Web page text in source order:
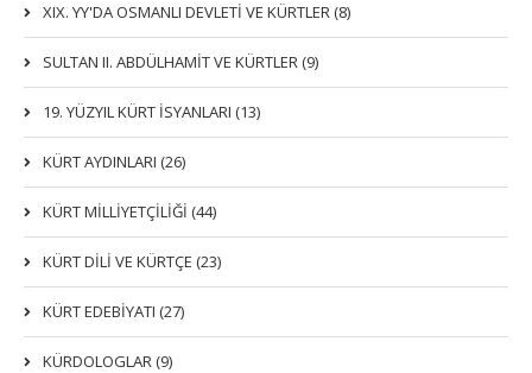
XIX. YY'DA OSMANLI DEVLETI VE KÜRTLER (8)
SULTAN II. ABDÜLHAMİT VE KÜRTLER (9)
19. YÜZYIL KÜRT İSYANLARI (13)
KÜRT AYDINLARI (26)
KÜRT MİLLİYETÇİLİĞİ (44)
KÜRT DİLİ VE KÜRTÇE (23)
KÜRT EDEBİYATI (27)
KÜRDOLOGLAR (9)